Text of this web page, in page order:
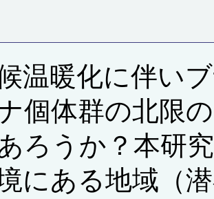
温暖化に伴い
個体群の北限
ろうか？本研
にある地域（